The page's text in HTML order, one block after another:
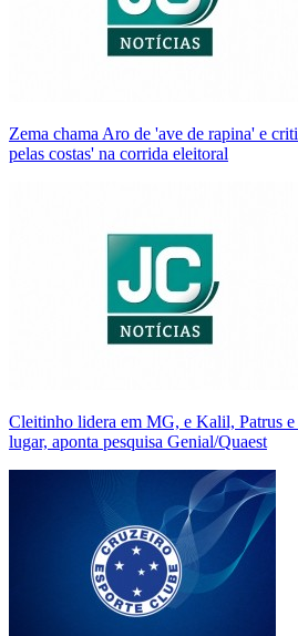
Zema chama Aro de 'ave de rapina' e
pelas costas' na corrida eleitoral
Cleitinho lidera em MG, e Kalil, Patrus e
lugar, aponta pesquisa Genial/Quaest